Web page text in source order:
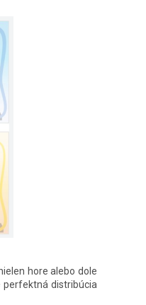
hore alebo dole
perfektná distribúcia